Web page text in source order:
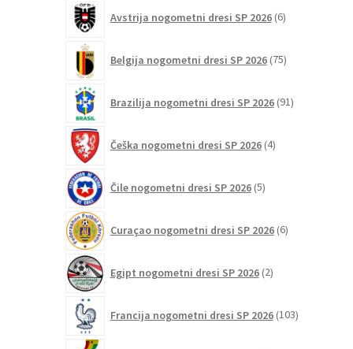
Avstrija nogometni dresi SP 2026 6izdelkov
Belgija nogometni dresi SP 2026 75izdelkov
Brazilija nogometni dresi SP 2026 91izdelkov
Češka nogometni dresi SP 2026 4izdelki
Čile nogometni dresi SP 2026 5izdelkov
Curaçao nogometni dresi SP 2026 6izdelkov
Egipt nogometni dresi SP 2026 2izdelka
Francija nogometni dresi SP 2026 103izdelki